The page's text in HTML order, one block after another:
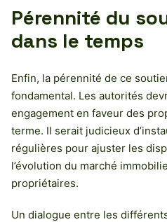
Pérennité du
dans le temps
Enfin, la pérennité de ce
fondamental. Les autorités
engagement en faveur des
terme. Il serait judicieux
régulières pour ajuster les
l’évolution du marché
propriétaires.
Un dialogue entre les